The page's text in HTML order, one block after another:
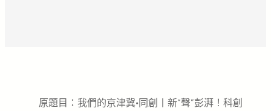
原題目：我們的京津冀·同創丨新“聲”彭湃！科創